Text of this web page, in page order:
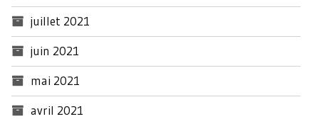
juillet 2021
juin 2021
mai 2021
avril 2021